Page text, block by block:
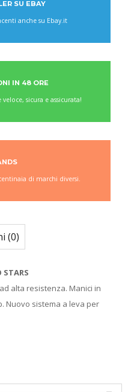
SU EBAY
anche su Ebay.it
IN 48 ORE
sicura e assicurata!
di marchi diversi.
(0)
STARS
alta resistenza. Manici in
Nuovo sistema a leva per